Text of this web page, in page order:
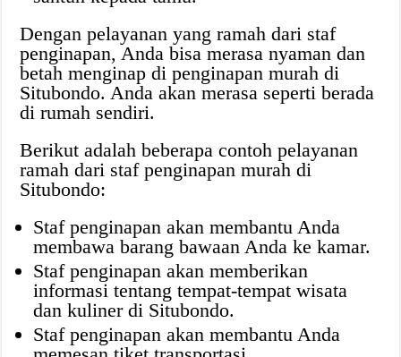
Dengan pelayanan yang ramah dari staf
penginapan, Anda bisa merasa nyaman dan
betah menginap di penginapan murah di
Situbondo. Anda akan merasa seperti berada
di rumah sendiri.
Berikut adalah beberapa contoh pelayanan
ramah dari staf penginapan murah di
Situbondo:
Staf penginapan akan membantu Anda
membawa barang bawaan Anda ke kamar.
Staf penginapan akan memberikan
informasi tentang tempat-tempat wisata
dan kuliner di Situbondo.
Staf penginapan akan membantu Anda